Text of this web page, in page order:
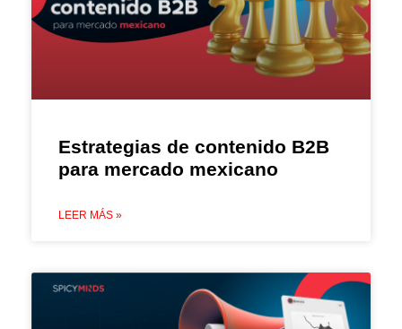
Estrategias de contenido B2B
para mercado mexicano
LEER MÁS »